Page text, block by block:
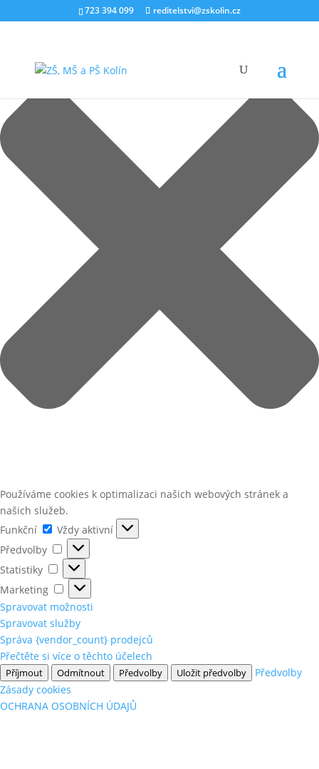
Spravovat souhlas s cookies
Používáme cookies k optimalizaci našich webových stránek a
našich služeb.
Funkční
Funkční
Vždy aktivní
Předvolby
Předvolby
Statistiky
Statistiky
Marketing
Marketing
Spravovat možnosti
Spravovat služby
Správa {vendor_count} prodejců
Přečtěte si více o těchto účelech
Příjmout Odmítnout Předvolby Uložit předvolby
Předvolby
Zásady cookies
OCHRANA OSOBNÍCH ÚDAJŮ
723 394 099 reditelstvi@zskolin.cz